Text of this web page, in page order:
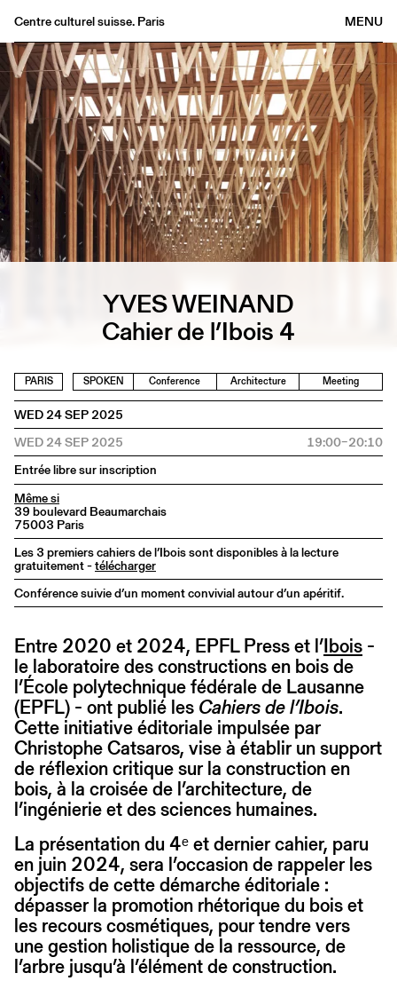
MENU
Centre culturel suisse. Paris
Agenda
Bookshop
Buvette
Archives
Medias
Publications
About
FR/ EN
YVES WEINAND
Cahier de l’Ibois 4
PARIS SPOKEN Conference Architecture Meeting
WED 24 SEP 2025
WED 24 SEP 2025
19:00–20:10
Entrée libre sur inscription
Même si
39 boulevard Beaumarchais
75003 Paris
Les 3 premiers cahiers de l’Ibois sont disponibles à la lecture
gratuitement -télécharger
Conférence suivie d’un moment convivial autour d’un apéritif.
Entre 2020 et 2024, EPFL Press et l’Ibois -
le laboratoire des constructions en bois de
l’École polytechnique fédérale de Lausanne
(EPFL) - ont publié les Cahiers de l’Ibois.
Cette initiative éditoriale impulsée par
Christophe Catsaros, vise à établir un support
de réflexion critique sur la construction en
bois, à la croisée de l’architecture, de
l’ingénierie et des sciences humaines.
La présentation du 4ᵉ et dernier cahier, paru
en juin 2024, sera l’occasion de rappeler les
objectifs de cette démarche éditoriale :
dépasser la promotion rhétorique du bois et
les recours cosmétiques, pour tendre vers
une gestion holistique de la ressource, de
l’arbre jusqu’à l’élément de construction.